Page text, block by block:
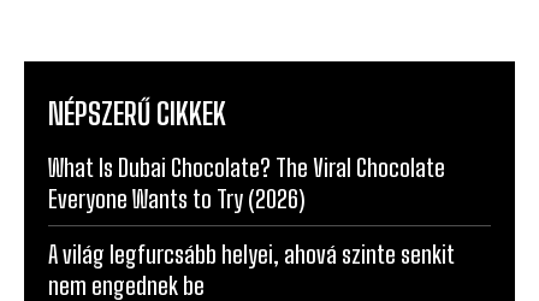
NÉPSZERŰ CIKKEK
What Is Dubai Chocolate? The Viral Chocolate
Everyone Wants to Try (2026)
A világ legfurcsább helyei, ahová szinte senkit
nem engednek be